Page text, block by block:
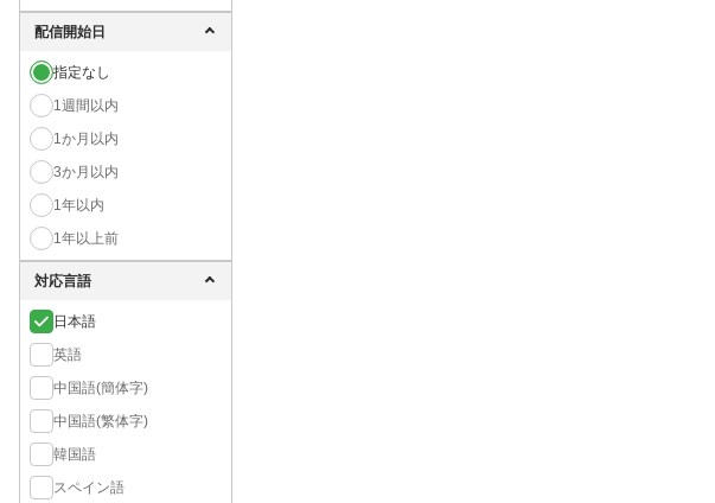
配信開始日
指定なし
1週間以内
1か月以内
3か月以内
1年以内
1年以上前
対応言語
日本語
英語
中国語(簡体字)
中国語(繁体字)
韓国語
スペイン語